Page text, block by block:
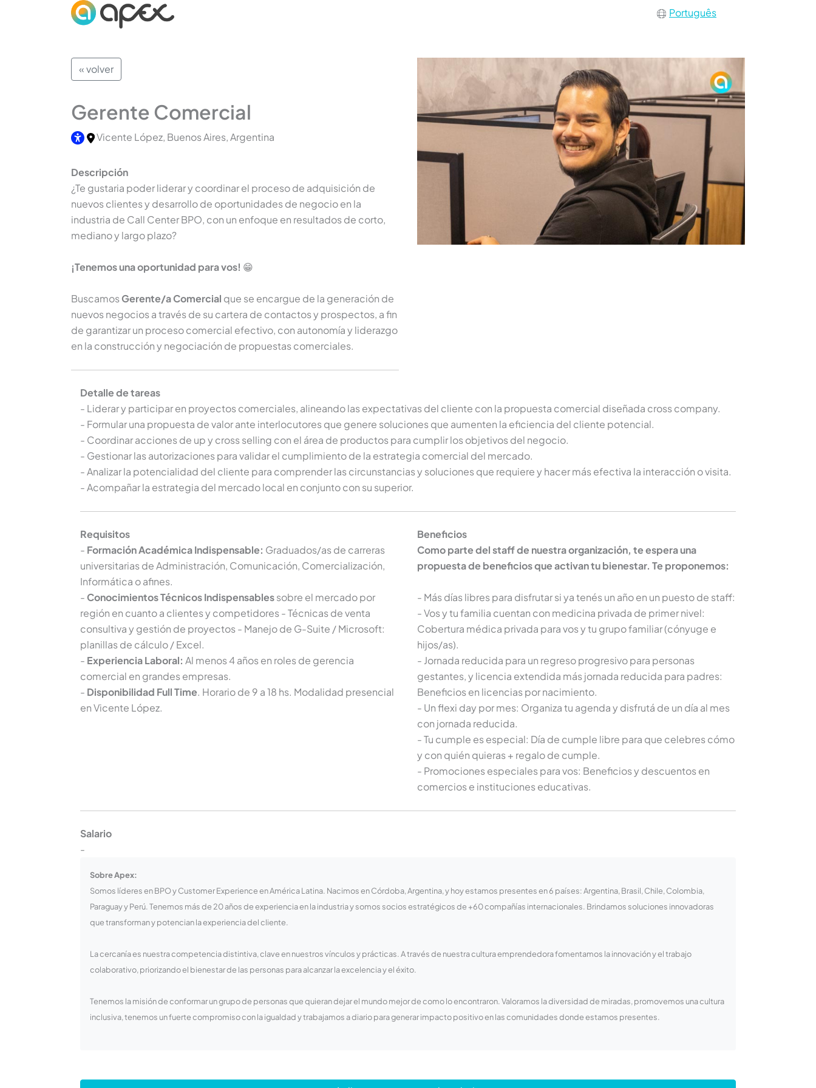
Português
« volver
Gerente Comercial
Vicente López, Buenos Aires, Argentina
Descripción
¿Te gustaria poder liderar y coordinar el proceso de adquisición de
nuevos clientes y desarrollo de oportunidades de negocio en la
industria de Call Center BPO, con un enfoque en resultados de corto,
mediano y largo plazo?
¡Tenemos una oportunidad para vos! 😁
BuscamosGerente/a Comercial que se encargue de la generación de
nuevos negocios a través de su cartera de contactos y prospectos, a fin
de garantizar un proceso comercial efectivo, con autonomía y liderazgo
en la construcción y negociación de propuestas comerciales.
Detalle de tareas
- Liderar y participar en proyectos comerciales, alineando las expectativas del cliente con la propuesta comercial diseñada cross company.
- Formular una propuesta de valor ante interlocutores que genere soluciones que aumenten la eficiencia del cliente potencial.
- Coordinar acciones de up y cross selling con el área de productos para cumplir los objetivos del negocio.
- Gestionar las autorizaciones para validar el cumplimiento de la estrategia comercial del mercado.
- Analizar la potencialidad del cliente para comprender las circunstancias y soluciones que requiere y hacer más efectiva la interacción o visita.
- Acompañar la estrategia del mercado local en conjunto con su superior.
Requisitos
- Formación Académica Indispensable: Graduados/as de carreras
universitarias de Administración, Comunicación, Comercialización,
Informática o afines.
- Conocimientos Técnicos Indispensablessobre el mercado por
región en cuanto a clientes y competidores - Técnicas de venta
consultiva y gestión de proyectos - Manejo de G-Suite / Microsoft:
planillas de cálculo / Excel.
- Experiencia Laboral: Al menos 4 años en roles de gerencia
comercial en grandes empresas.
- Disponibilidad Full Time. Horario de 9 a 18 hs. Modalidad presencial
en Vicente López.
Beneficios
Como parte del staff de nuestra organización, te espera una
propuesta de beneficios que activan tu bienestar. Te proponemos:
- Más días libres para disfrutar si ya tenés un año en un puesto de staff:
- Vos y tu familia cuentan con medicina privada de primer nivel:
Cobertura médica privada para vos y tu grupo familiar (cónyuge e
hijos/as).
- Jornada reducida para un regreso progresivo para personas
gestantes, y licencia extendida más jornada reducida para padres:
Beneficios en licencias por nacimiento.
- Un flexi day por mes: Organiza tu agenda y disfrutá de un día al mes
con jornada reducida.
- Tu cumple es especial: Día de cumple libre para que celebres cómo
y con quién quieras + regalo de cumple.
- Promociones especiales para vos: Beneficios y descuentos en
comercios e instituciones educativas.
Salario
-
Sobre Apex:
Somos líderes en BPO y Customer Experience en América Latina. Nacimos en Córdoba, Argentina, y hoy estamos presentes en 6 países: Argentina, Brasil, Chile, Colombia,
Paraguay y Perú. Tenemos más de 20 años de experiencia en la industria y somos socios estratégicos de +60 compañías internacionales. Brindamos soluciones innovadoras
que transforman y potencian la experiencia del cliente.
La cercanía es nuestra competencia distintiva, clave en nuestros vínculos y prácticas. A través de nuestra cultura emprendedora fomentamos la innovación y el trabajo
colaborativo, priorizando el bienestar de las personas para alcanzar la excelencia y el éxito.
Tenemos la misión de conformar un grupo de personas que quieran dejar el mundo mejor de como lo encontraron. Valoramos la diversidad de miradas, promovemos una cultura
inclusiva, tenemos un fuerte compromiso con la igualdad y trabajamos a diario para generar impacto positivo en las comunidades donde estamos presentes.